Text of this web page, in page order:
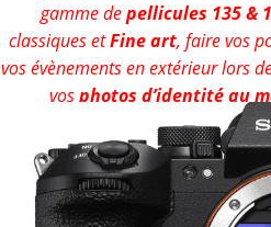
gamme depellicules 135 &
classiques etFine art, faire vos
vos évènements en extérieur lors
vosphotos d’identité au